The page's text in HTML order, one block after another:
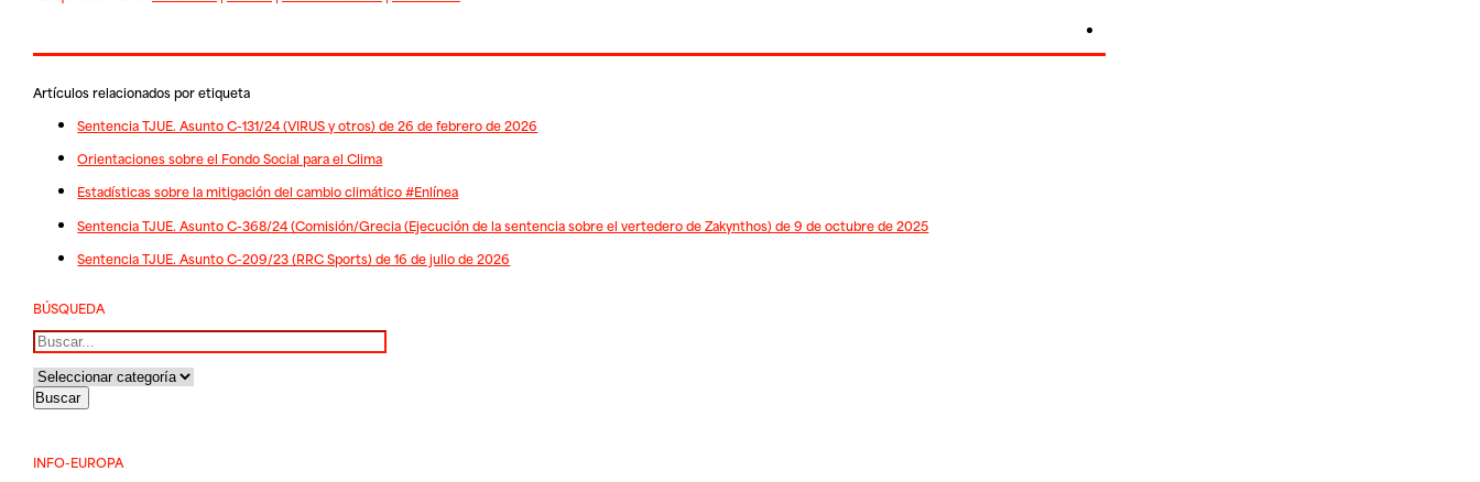
Artículos relacionados por etiqueta
Sentencia TJUE. Asunto C-131/24 (VIRUS y otros) de 26 de febrero de 2026
Orientaciones sobre el Fondo Social para el Clima
Estadísticas sobre la mitigación del cambio climático #Enlínea
Sentencia TJUE. Asunto C-368/24 (Comisión/Grecia (Ejecución de la sentencia sobre el vertedero de Zakynthos) de 9 de octubre de 2025
Sentencia TJUE. Asunto C-209/23 (RRC Sports) de 16 de julio de 2026
BÚSQUEDA
Buscar
INFO-EUROPA